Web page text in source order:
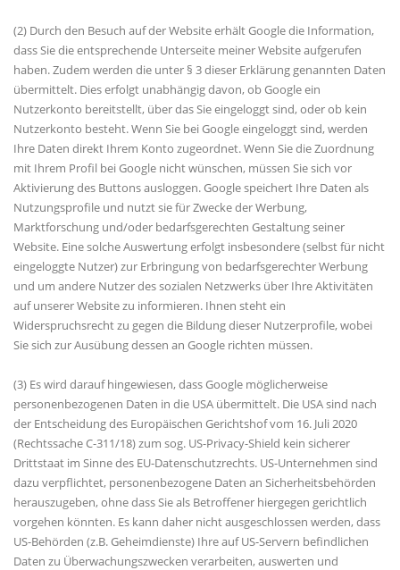
(2) Durch den Besuch auf der Website erhält Google die Information,
dass Sie die entsprechende Unterseite meiner Website aufgerufen
haben. Zudem werden die unter § 3 dieser Erklärung genannten Daten
übermittelt. Dies erfolgt unabhängig davon, ob Google ein
Nutzerkonto bereitstellt, über das Sie eingeloggt sind, oder ob kein
Nutzerkonto besteht. Wenn Sie bei Google eingeloggt sind, werden
Ihre Daten direkt Ihrem Konto zugeordnet. Wenn Sie die Zuordnung
mit Ihrem Profil bei Google nicht wünschen, müssen Sie sich vor
Aktivierung des Buttons ausloggen. Google speichert Ihre Daten als
Nutzungsprofile und nutzt sie für Zwecke der Werbung,
Marktforschung und/oder bedarfsgerechten Gestaltung seiner
Website. Eine solche Auswertung erfolgt insbesondere (selbst für nicht
eingeloggte Nutzer) zur Erbringung von bedarfsgerechter Werbung
und um andere Nutzer des sozialen Netzwerks über Ihre Aktivitäten
auf unserer Website zu informieren. Ihnen steht ein
Widerspruchsrecht zu gegen die Bildung dieser Nutzerprofile, wobei
Sie sich zur Ausübung dessen an Google richten müssen.
(3) Es wird darauf hingewiesen, dass Google möglicherweise
personenbezogenen Daten in die USA übermittelt. Die USA sind nach
der Entscheidung des Europäischen Gerichtshof vom 16. Juli 2020
(Rechtssache C-311/18) zum sog. US-Privacy-Shield kein sicherer
Drittstaat im Sinne des EU-Datenschutzrechts. US-Unternehmen sind
dazu verpflichtet, personenbezogene Daten an Sicherheitsbehörden
herauszugeben, ohne dass Sie als Betroffener hiergegen gerichtlich
vorgehen könnten. Es kann daher nicht ausgeschlossen werden, dass
US-Behörden (z.B. Geheimdienste) Ihre auf US-Servern befindlichen
Daten zu Überwachungszwecken verarbeiten, auswerten und